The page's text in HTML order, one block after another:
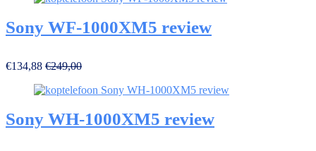
Sony WF-1000XM5 review
€134,88 €249,00
Sony WH-1000XM5 review